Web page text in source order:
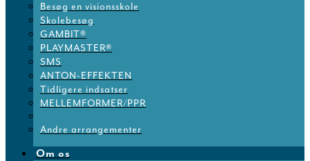
Besøg en visionsskole
Skolebesøg
GAMBIT®
PLAYMASTER®
SMS
ANTON-EFFEKTEN
Tidligere indsatser
MELLEMFORMER/PPR
Andre arrangementer
Om os